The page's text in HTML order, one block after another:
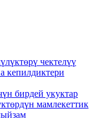
чектелүү
кепилдиктери
бирдей укуктар
мамлекеттик